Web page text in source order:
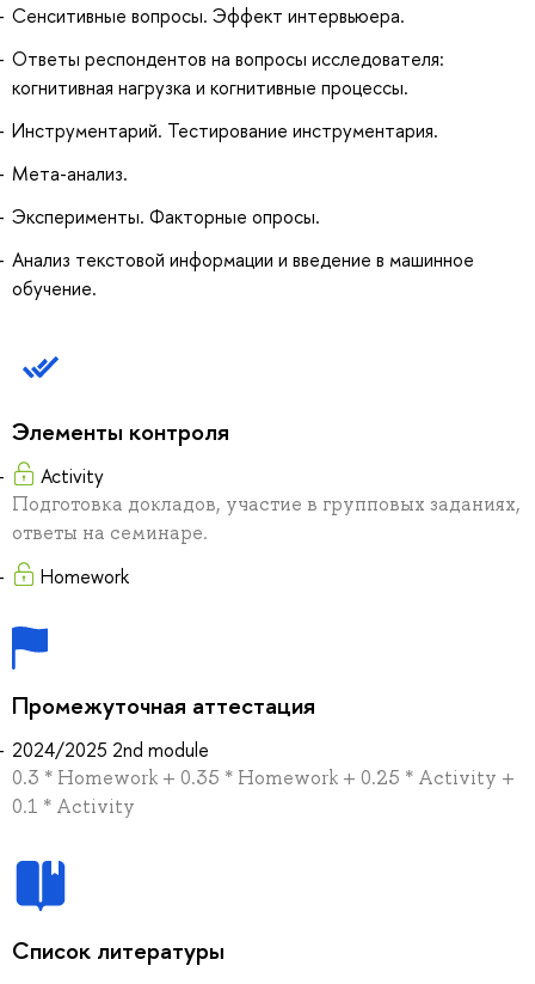
Сенситивные вопросы. Эффект интервьюера.
Ответы респондентов на вопросы исследователя:
когнитивная нагрузка и когнитивные процессы.
Инструментарий. Тестирование инструментария.
Мета-анализ.
Эксперименты. Факторные опросы.
Анализ текстовой информации и введение в машинное
обучение.
Элементы контроля
Activity
Подготовка докладов, участие в групповых заданиях,
ответы на семинаре.
Homework
Промежуточная аттестация
2024/2025 2nd module
0.3 * Homework + 0.35 * Homework + 0.25 * Activity +
0.1 * Activity
Список литературы